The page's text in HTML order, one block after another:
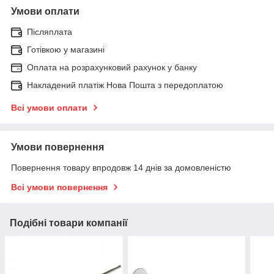
Умови оплати
Післяплата
Готівкою у магазині
Оплата на розрахунковий рахунок у банку
Накладений платіж Нова Пошта з передоплатою
Всі умови оплати
Умови повернення
Повернення товару впродовж 14 днів за домовленістю
Всі умови повернення
Подібні товари компанії